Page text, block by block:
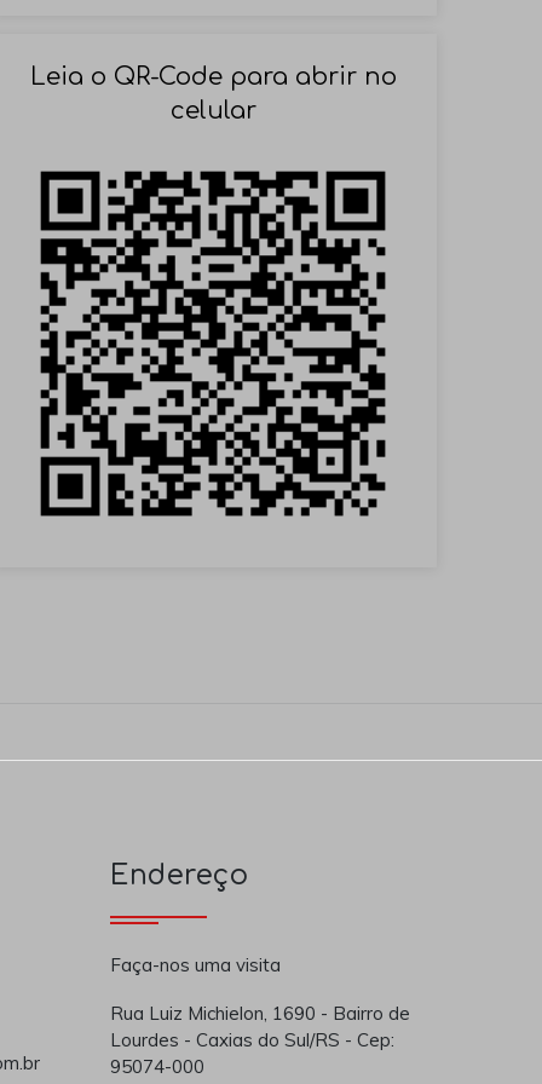
VOLTAR
Leia o QR-Code para abrir no
celular
Endereço
Faça-nos uma visita
Rua Luiz Michielon, 1690 - Bairro de
Lourdes - Caxias do Sul/RS - Cep:
95074-000